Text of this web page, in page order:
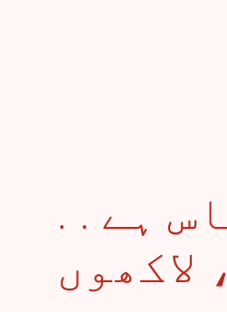
. . پیار کی پیاس ، اَصل پیاس ہے